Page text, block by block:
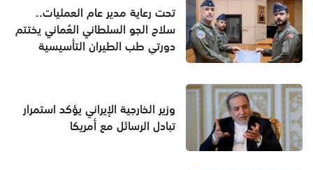
تحت رعاية مدير عام العمليات..
سلاح الجو السلطاني العُماني يختتم
دورتي طب الطيران التأسيسية
وزير الخارجية الإيراني يؤكد استمرار
تبادل الرسائل مع أمريكا